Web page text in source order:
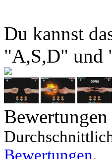
Du kannst
"A,S,D" und
Bewertungen
Bewertungen.